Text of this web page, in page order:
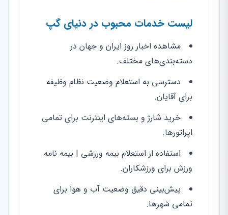
لیست خدمات محبوب در دنیای گپ
مشاهده اخبار روز ایران و جهان در
دسته‌بندی‌های مختلف.
دسترسی به استعلام وضعیت نظام وظیفه
برای آقایان.
خرید شارژ و بسته‌های اینترنت برای تمامی
اپراتورها.
استفاده از استعلام بیمه ورزشی | بیمه نامه
ورزش برای ورزشکاران.
پیش‌بینی دقیق وضعیت آب و هوا برای
تمامی شهرها.